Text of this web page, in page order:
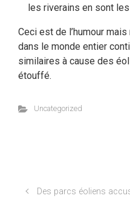
les riverains en sont
Ceci est de l’humour
dans le monde entier
similaires à cause des
étouffé.
Uncategorized
Des parcs éoliens